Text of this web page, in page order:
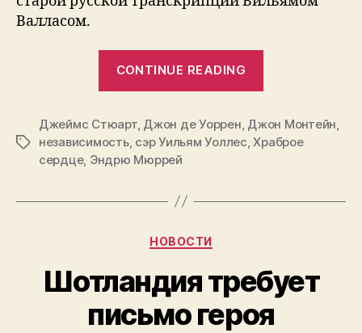
Валласом.
CONTINUE READING
один”
Tags
Джеймс Стюарт, Джон де Уоррен Джон Монтейн
независимость, сэр Уильям Уоллес ,Храброе
сердце, Эндрю Мюррей
Categories
НОВОСТИ
Шотландия требует
письмо героя